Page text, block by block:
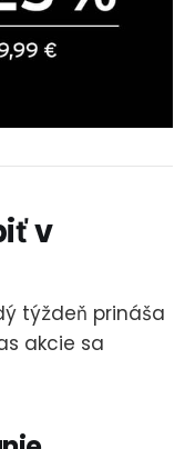
v
týždeň prináša
akcie sa